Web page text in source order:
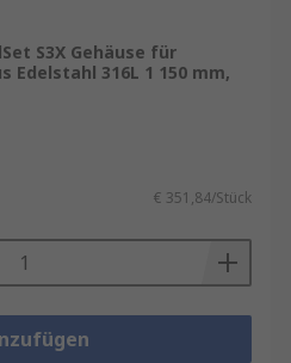
S3X Gehäuse für
Edelstahl 316L 1 150 mm,
€ 351,84/Stück